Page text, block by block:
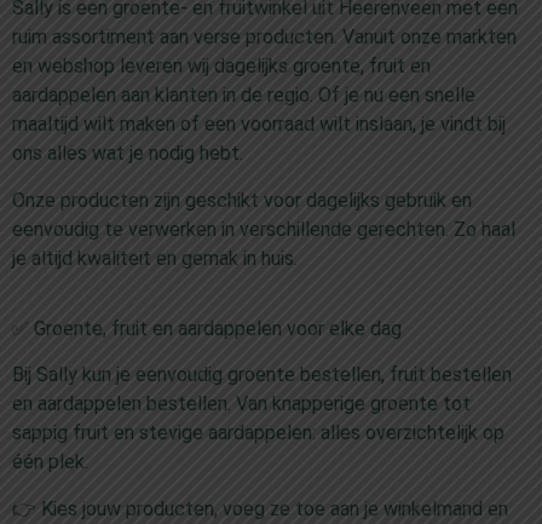
Sally is een groente- en fruitwinkel uit Heerenveen met een
ruim assortiment aan verse producten. Vanuit onze markten
en webshop leveren wij dagelijks groente, fruit en
aardappelen aan klanten in de regio. Of je nu een snelle
maaltijd wilt maken of een voorraad wilt inslaan, je vindt bij
ons alles wat je nodig hebt.
Onze producten zijn geschikt voor dagelijks gebruik en
eenvoudig te verwerken in verschillende gerechten. Zo haal
je altijd kwaliteit en gemak in huis.
✅ Groente, fruit en aardappelen voor elke dag
Bij Sally kun je eenvoudig groente bestellen, fruit bestellen
en aardappelen bestellen. Van knapperige groente tot
sappig fruit en stevige aardappelen: alles overzichtelijk op
één plek.
👉 Kies jouw producten, voeg ze toe aan je winkelmand en